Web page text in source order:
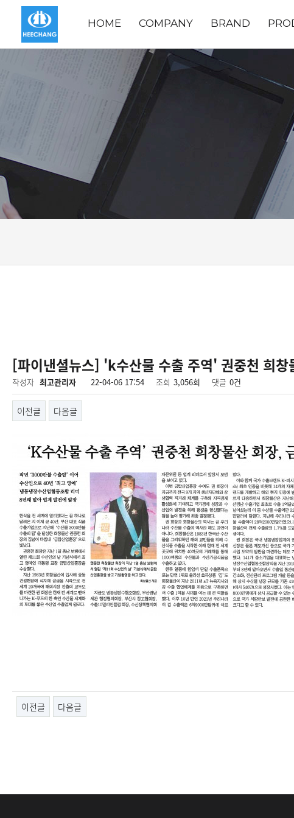
HOME COMPANY BRAND
[파이낸셜뉴스] 'k수산물 수출 주역' 권중천 희창
작성자 최고관리자 22-04-06 17:54 조회 3,056회 댓글 0건
이전글 다음글
이전글 다음글